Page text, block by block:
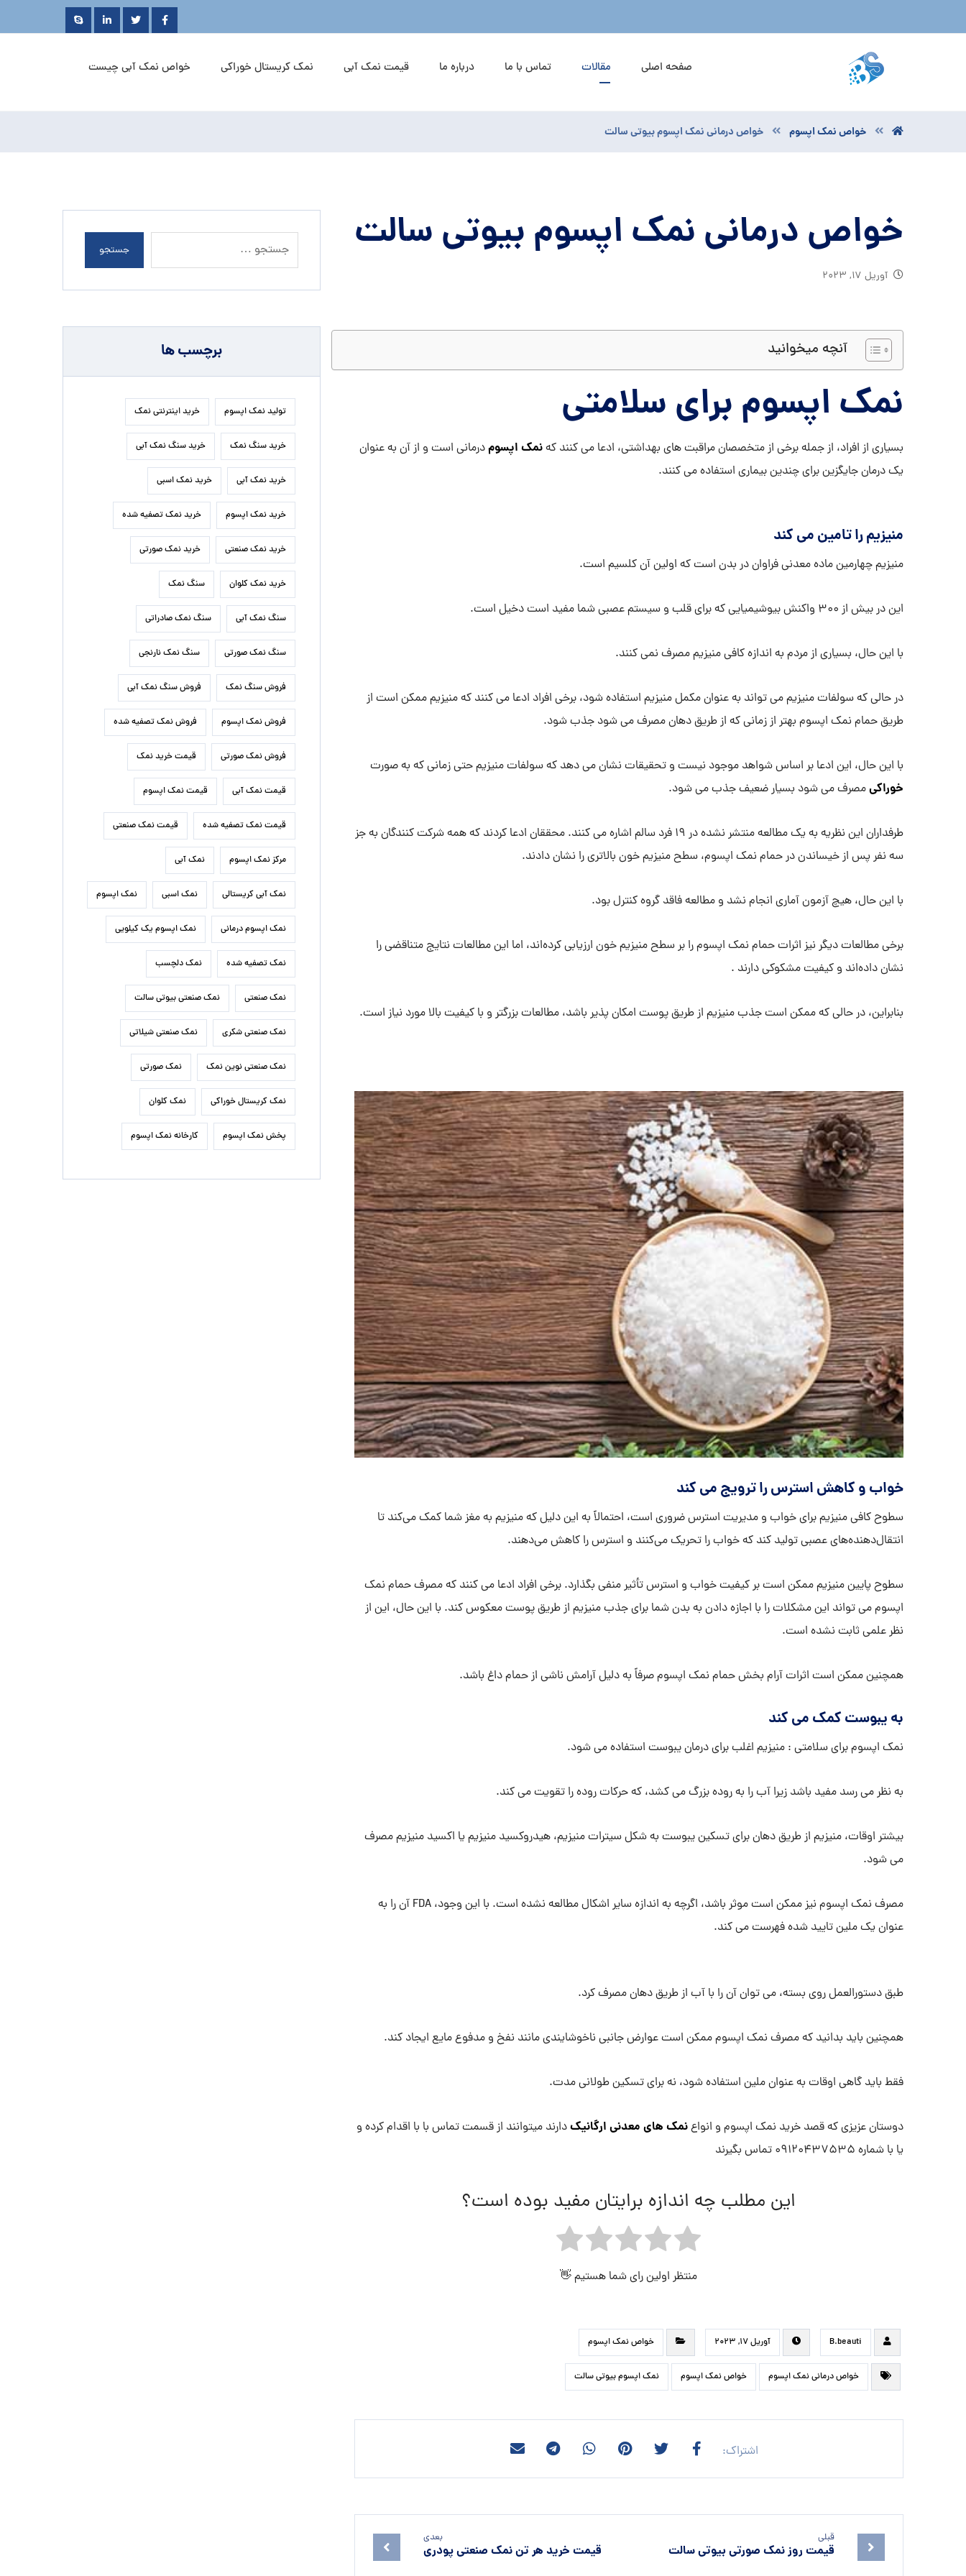
صفحه اصلی مقالات تماس با ما درباره ما قیمت نمک آبی نمک کریستال خوراکی خواص نمک آبی چیست
خواص نمک اپسوم خواص درمانی نمک اپسوم بیوتی سالت
خواص درمانی نمک اپسوم بیوتی سالت
آوریل ۱۷, ۲۰۲۳
آنچه میخوانید
نمک اپسوم برای سلامتی
بسیاری از افراد، از جمله برخی از متخصصان مراقبت های بهداشتی، ادعا می کنند کهنمک اپسومدرمانی است و از آن به عنوان
یک درمان جایگزین برای چندین بیماری استفاده می کنند.
منیزیم را تامین می کند
منیزیم چهارمین ماده معدنی فراوان در بدن است که اولین آن کلسیم است.
این در بیش از 300 واکنش بیوشیمیایی که برای قلب و سیستم عصبی شما مفید است دخیل است.
با این حال، بسیاری از مردم به اندازه کافی منیزیم مصرف نمی کنند.
در حالی که سولفات منیزیم می تواند به عنوان مکمل منیزیم استفاده شود، برخی افراد ادعا می کنند که منیزیم ممکن است از
طریق حمام نمک اپسوم بهتر از زمانی که از طریق دهان مصرف می شود جذب شود.
با این حال، این ادعا بر اساس شواهد موجود نیست و تحقیقات نشان می دهد که سولفات منیزیم حتی زمانی که به صورت
خوراکیمصرف می شود بسیار ضعیف جذب می شود.
طرفداران این نظریه به یک مطالعه منتشر نشده در 19 فرد سالم اشاره می کنند. محققان ادعا کردند که همه شرکت کنندگان به جز
سه نفر پس از خیساندن در حمام نمک اپسوم، سطح منیزیم خون بالاتری را نشان دادند.
با این حال، هیچ آزمون آماری انجام نشد و مطالعه فاقد گروه کنترل بود.
برخی مطالعات دیگر نیز اثرات حمام نمک اپسوم را بر سطح منیزیم خون ارزیابی کرده‌اند، اما این مطالعات نتایج متناقضی را
نشان داده‌اند و کیفیت مشکوکی دارند .
بنابراین، در حالی که ممکن است جذب منیزیم از طریق پوست امکان پذیر باشد، مطالعات بزرگتر و با کیفیت بالا مورد نیاز است.
خواب و کاهش استرس را ترویج می کند
سطوح کافی منیزیم برای خواب و مدیریت استرس ضروری است، احتمالاً به این دلیل که منیزیم به مغز شما کمک می‌کند تا
انتقال‌دهنده‌های عصبی تولید کند که خواب را تحریک می‌کنند و استرس را کاهش می‌دهند.
سطوح پایین منیزیم ممکن است بر کیفیت خواب و استرس تأثیر منفی بگذارد. برخی افراد ادعا می کنند که مصرف حمام نمک
اپسوم می تواند این مشکلات را با اجازه دادن به بدن شما برای جذب منیزیم از طریق پوست معکوس کند. با این حال، این از
نظر علمی ثابت نشده است.
همچنین ممکن است اثرات آرام بخش حمام نمک اپسوم صرفاً به دلیل آرامش ناشی از حمام داغ باشد.
به یبوست کمک می کند
نمک اپسوم برای سلامتی : منیزیم اغلب برای درمان یبوست استفاده می شود.
به نظر می رسد مفید باشد زیرا آب را به روده بزرگ می کشد، که حرکات روده را تقویت می کند.
بیشتر اوقات، منیزیم از طریق دهان برای تسکین یبوست به شکل سیترات منیزیم، هیدروکسید منیزیم یا اکسید منیزیم مصرف
می شود.
مصرف نمک اپسوم نیز ممکن است موثر باشد، اگرچه به اندازه سایر اشکال مطالعه نشده است. با این وجود، FDA آن را به
عنوان یک ملین تایید شده فهرست می کند.
طبق دستورالعمل روی بسته، می توان آن را با آب از طریق دهان مصرف کرد.
همچنین باید بدانید که مصرف نمک اپسوم ممکن است عوارض جانبی ناخوشایندی مانند نفخ و مدفوع مایع ایجاد کند.
فقط باید گاهی اوقات به عنوان ملین استفاده شود، نه برای تسکین طولانی مدت.
دوستان عزیزی که قصد خرید نمک اپسوم و انواعنمک های معدنی ارگانیکدارند میتوانند از قسمت تماس با با اقدام کرده و
یا با شماره 09120437535 تماس بگیرند
این مطلب چه اندازه برایتان مفید بوده است؟
منتظر اولین رای شما هستیم 👋
B.beauti آوریل ۱۷, ۲۰۲۳ خواص نمک اپسوم
خواص درمانی نمک اپسوم خواص نمک اپسوم نمک اپسوم بیوتی سالت
قبلی
قیمت روز نمک صورتی بیوتی سالت
بعدی
قیمت خرید هر تن نمک صنعتی پودری
جستجو
برچسب ها
تولید نمک اپسوم خرید اینترنتی نمک
خرید سنگ نمک خرید سنگ نمک آبی
خرید نمک آبی خرید نمک اسبی
خرید نمک اپسوم خرید نمک تصفیه شده
خرید نمک صنعتی خرید نمک صورتی
خرید نمک کلوان سنگ نمک
سنگ نمک آبی سنگ نمک صادراتی
سنگ نمک صورتی سنگ نمک نارنجی
فروش سنگ نمک فروش سنگ نمک آبی
فروش نمک اپسوم فروش نمک تصفیه شده
فروش نمک صورتی قیمت خرید نمک
قیمت نمک آبی قیمت نمک اپسوم
قیمت نمک تصفیه شده قیمت نمک صنعتی
مرکز نمک اپسوم نمک آبی
نمک آبی کریستالی نمک اسبی نمک اپسوم
نمک اپسوم درمانی نمک اپسوم یک کیلویی
نمک تصفیه شده نمک دلچسب
نمک صنعتی نمک صنعتی بیوتی سالت
نمک صنعتی شکری نمک صنعتی شیلاتی
نمک صنعتی نوین نمک نمک صورتی
نمک کریستال خوراکی نمک کلوان
پخش نمک اپسوم کارخانه نمک اپسوم